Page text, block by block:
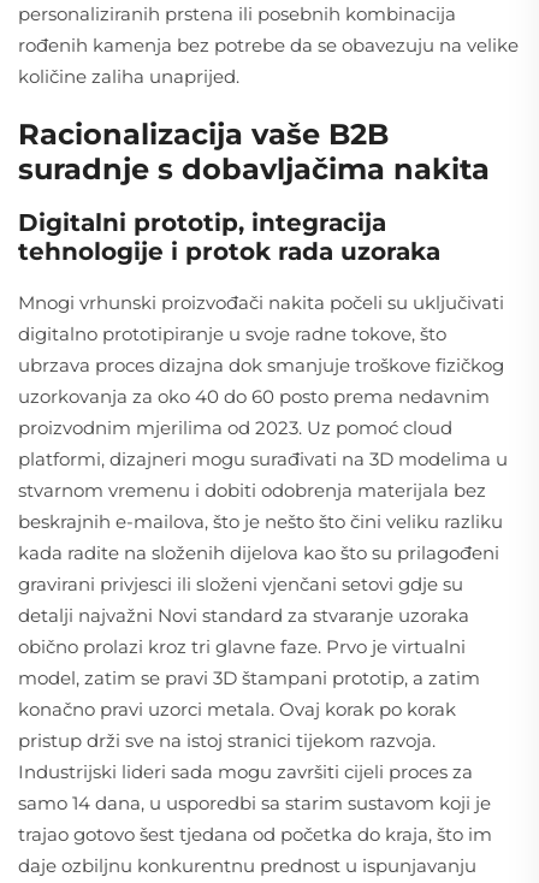
personaliziranih prstena ili posebnih kombinacija
rođenih kamenja bez potrebe da se obavezuju na velike
količine zaliha unaprijed.
Racionalizacija vaše B2B
suradnje s dobavljačima nakita
Digitalni prototip, integracija
tehnologije i protok rada uzoraka
Mnogi vrhunski proizvođači nakita počeli su uključivati
digitalno prototipiranje u svoje radne tokove, što
ubrzava proces dizajna dok smanjuje troškove fizičkog
uzorkovanja za oko 40 do 60 posto prema nedavnim
proizvodnim mjerilima od 2023. Uz pomoć cloud
platformi, dizajneri mogu surađivati na 3D modelima u
stvarnom vremenu i dobiti odobrenja materijala bez
beskrajnih e-mailova, što je nešto što čini veliku razliku
kada radite na složenih dijelova kao što su prilagođeni
gravirani privjesci ili složeni vjenčani setovi gdje su
detalji najvažni Novi standard za stvaranje uzoraka
obično prolazi kroz tri glavne faze. Prvo je virtualni
model, zatim se pravi 3D štampani prototip, a zatim
konačno pravi uzorci metala. Ovaj korak po korak
pristup drži sve na istoj stranici tijekom razvoja.
Industrijski lideri sada mogu završiti cijeli proces za
samo 14 dana, u usporedbi sa starim sustavom koji je
trajao gotovo šest tjedana od početka do kraja, što im
daje ozbiljnu konkurentnu prednost u ispunjavanju